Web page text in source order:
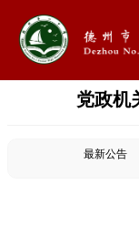
党政机
最新公告
学校概况